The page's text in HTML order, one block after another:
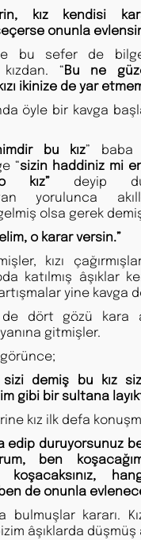
kız kendisi
onunla
bu sefer de
“Bu ne
ikinize de yar
öyle bir kavga
bu kız” baba
“sizin haddiniz mi
kız” deyip
yorulunca
olsa gerek
o karar versin.”
kızı
katılmış âşıklar
yine kavga
dört gözü kara
gitmişler.
görünce;
sizi demiş bu kız
gibi bir sultana
kız ilk defa
edip duruyorsunuz
ben
koşacaksınız,
de onunla
bulmuşlar kararı.
âşıklarda düşmüş